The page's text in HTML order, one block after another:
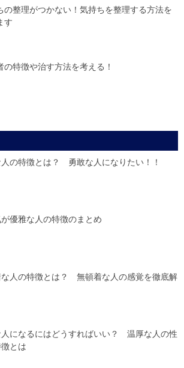
の整理がつかない！気持ちを整理する方法を
す
の特徴や治す方法を考える！
人の特徴とは？ 勇敢な人になりたい！！
優雅な人の特徴のまとめ
な人の特徴とは？ 無頓着な人の感覚を徹底解
人になるにはどうすればいい？ 温厚な人の性
とは